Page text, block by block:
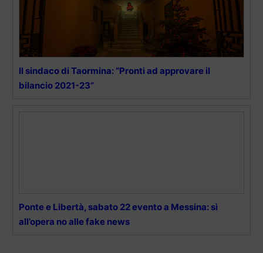
Il sindaco di Taormina: “Pronti ad approvare il
bilancio 2021-23”
Ponte e Libertà, sabato 22 evento a Messina: sì
all’opera no alle fake news